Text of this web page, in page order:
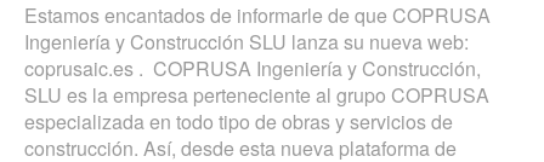
Estamos encantados de informarle de que COPRUSA
Ingeniería y Construcción SLU lanza su nueva web:
coprusaic.es . COPRUSA Ingeniería y Construcción,
SLU es la empresa perteneciente al grupo COPRUSA
especializada en todo tipo de obras y servicios de
construcción. Así, desde esta nueva plataforma de